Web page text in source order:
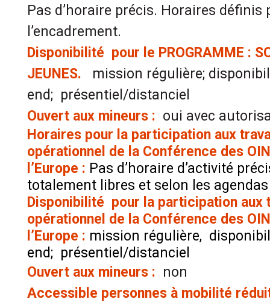
Pas d’horaire précis. Horaires définis
l’encadrement.
Disponibilité pour le PROGRAMME :
JEUNES. mission régulière;
end; présentiel/distanciel
Ouvert aux mineurs : oui avec
Horaires pour la participation aux
opérationnel de la Conférence des
l’Europe : Pas d’horaire d’activité
totalement libres et selon les agendas
Disponibilité pour la participation aux
opérationnel de la Conférence des
l’Europe : mission régulière,
end; présentiel/distanciel
Ouvert aux mineurs : non
Accessible personnes à mobilité